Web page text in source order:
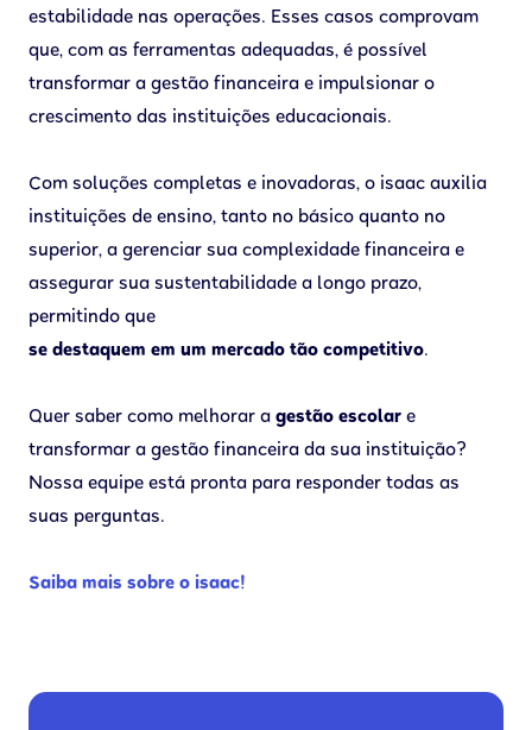
estabilidade nas operações. Esses casos comprovam
que, com as ferramentas adequadas, é possível
transformar a gestão financeira e impulsionar o
crescimento das instituições educacionais.
Com soluções completas e inovadoras, o isaac auxilia
instituições de ensino, tanto no básico quanto no
superior, a gerenciar sua complexidade financeira e
assegurar sua sustentabilidade a longo prazo,
permitindo que
se destaquem em um mercado tão competitivo.
Quer saber como melhorar a gestão escolar e
transformar a gestão financeira da sua instituição?
Nossa equipe está pronta para responder todas as
suas perguntas.
Saiba mais sobre o isaac!